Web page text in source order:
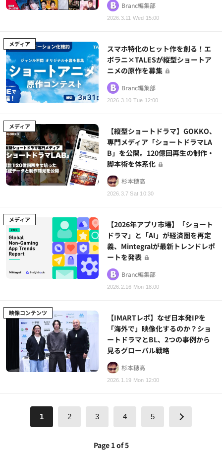
2026.3.11 Wed 15:00
Branc編集部
メディア
2026.3.10 Tue 12:00
スマホ特化のヒット作を創る！エ
ボラニ×TALESが縦型ショートア
ニメの原作を募集
Branc編集部
メディア
2026.3.7 Sat 10:30
【縦型ショートドラマ】GOKKO、
専門メディア「ショートドラマLA
B」を公開。120億回再生の制作・
脚本術を体系化
杉本穂高
メディア
2026.2.16 Mon 18:00
【2026年アプリ市場】「ショート
ドラマ」と「AI」が経済圏を再定
義、Mintegralが最新トレンドレポ
ートを発表
Branc編集部
映像コンテンツ
2026.1.19 Mon 12:00
【IMARTレポ】なぜ日本発IPを
「海外で」映像化するのか？ショ
ートドラマとBL、2つの事例から
見るグローバル戦略
杉本穂高
1 2 3 4 5
Page 1 of 5